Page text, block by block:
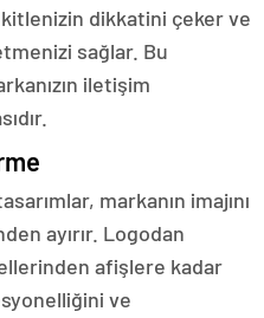
dikkatini çeker ve
sağlar. Bu
iletişim
markanın imajını
ayırır. Logodan
afişlere kadar
ve